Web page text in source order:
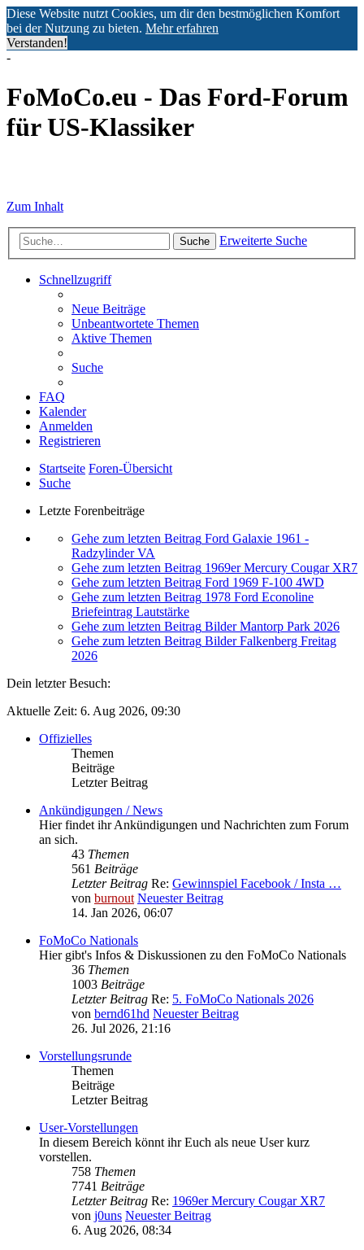
Diese Website nutzt Cookies, um dir den bestmöglichen Komfort
bei der Nutzung zu bieten. Mehr erfahren
Verstanden!
-
FoMoCo.eu - Das Ford-Forum
für US-Klassiker
Zum Inhalt
Suche Erweiterte Suche
Schnellzugriff
Neue Beiträge
Unbeantwortete Themen
Aktive Themen
Suche
FAQ
Kalender
Anmelden
Registrieren
Startseite Foren-Übersicht
Suche
Letzte Forenbeiträge
Gehe zum letzten Beitrag Ford Galaxie 1961 -
Radzylinder VA
Gehe zum letzten Beitrag 1969er Mercury Cougar XR7
Gehe zum letzten Beitrag Ford 1969 F-100 4WD
Gehe zum letzten Beitrag 1978 Ford Econoline
Briefeintrag Lautstärke
Gehe zum letzten Beitrag Bilder Mantorp Park 2026
Gehe zum letzten Beitrag Bilder Falkenberg Freitag
2026
Dein letzter Besuch:
Aktuelle Zeit: 6. Aug 2026, 09:30
Offizielles
Themen
Beiträge
Letzter Beitrag
Ankündigungen / News
Hier findet ihr Ankündigungen und Nachrichten zum Forum
an sich.
43 Themen
561 Beiträge
Letzter Beitrag Re: Gewinnspiel Facebook / Insta …
von burnout Neuester Beitrag
14. Jan 2026, 06:07
FoMoCo Nationals
Hier gibt's Infos & Diskussionen zu den FoMoCo Nationals
36 Themen
1003 Beiträge
Letzter Beitrag Re: 5. FoMoCo Nationals 2026
von bernd61hd Neuester Beitrag
26. Jul 2026, 21:16
Vorstellungsrunde
Themen
Beiträge
Letzter Beitrag
User-Vorstellungen
In diesem Bereich könnt ihr Euch als neue User kurz
vorstellen.
758 Themen
7741 Beiträge
Letzter Beitrag Re: 1969er Mercury Cougar XR7
von j0uns Neuester Beitrag
6. Aug 2026, 08:34